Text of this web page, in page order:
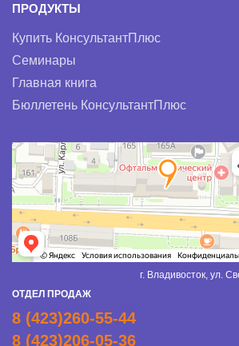
ПРОДУКТЫ
Купить КонсультантПлюс
Семинары
Главная книга
Бюллетень КонсультантПлюс
г. Владивосток, ул.
ОТДЕЛ ПРОДАЖ
8 (423)260-55-44
8 (423)206-05-36